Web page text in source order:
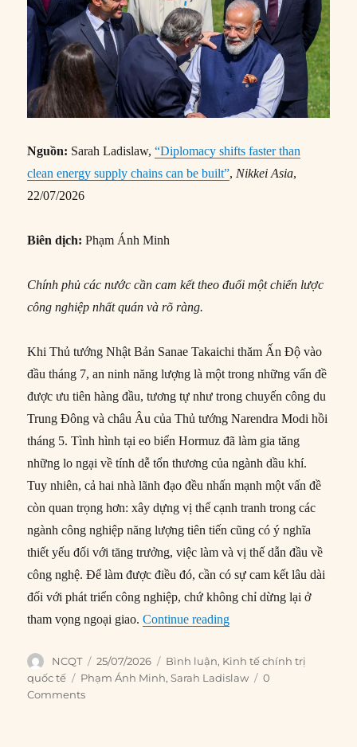
Nguồn: Sarah Ladislaw,“Diplomacy shifts faster than
clean energy supply chains can be built”, Nikkei Asia,
22/07/2026
Biên dịch:Phạm Ánh Minh
Chính phủ các nước cần cam kết theo đuổi một chiến lược
công nghiệp nhất quán và rõ ràng.
Khi Thủ tướng Nhật Bản Sanae Takaichi thăm Ấn Độ vào
đầu tháng 7, an ninh năng lượng là một trong những vấn đề
được ưu tiên hàng đầu, tương tự như trong chuyến công du
Trung Đông và châu Âu của Thủ tướng Narendra Modi hồi
tháng 5. Tình hình tại eo biển Hormuz đã làm gia tăng
những lo ngại về tính dễ tổn thương của ngành dầu khí.
Tuy nhiên, cả hai nhà lãnh đạo đều nhấn mạnh một vấn đề
còn quan trọng hơn: xây dựng vị thế cạnh tranh trong các
ngành công nghiệp năng lượng tiên tiến cũng có ý nghĩa
thiết yếu đối với tăng trưởng, việc làm và vị thế dẫn đầu về
công nghệ. Để làm được điều đó, cần có sự cam kết lâu dài
đối với phát triển công nghiệp, chứ không chỉ dừng lại ở
tham vọng ngoại giao.Continue reading“Chỉ ngoại giao không
Author
NCQT
Posted
on
25/07/2026 Categories
Bình luận, Kinh tế chính trị
quốc tế
Tags
Phạm Ánh Minh,Sarah Ladislaw
0
Comments